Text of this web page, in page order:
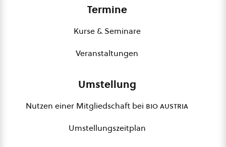
Termine
Kurse & Seminare
Veranstaltungen
Umstellung
Nutzen einer Mitgliedschaft bei bio austria
Umstellungszeitplan